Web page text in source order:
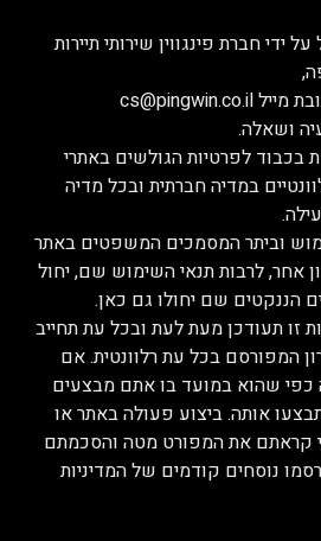
ידי חברת פינגווין שירותי תיירות
ושאלה.
בכבוד לפרטיות הגולשים באתרי
במדיה חברתית ובכל מדיה
וביתר המסמכים המשפטים באתר
אחר, לרבות תנאי השימוש שם, יחול
הננקטים שם יחולו גם כאן.
זו תעודכן מעת לעת ובכל עת תחייב
המפורסם בכל עת רלוונטית. אם
כפי שהוא במועד בו אתם מבצעים
אותה. ביצוע פעולה באתר או
קראתם את המפורט מטה והסכמתם
נוסחים קודמים של המדיניות